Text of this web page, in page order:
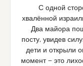
С одной
хвалённой
Два майора
посту, увидев
дети и открыли
момент — это